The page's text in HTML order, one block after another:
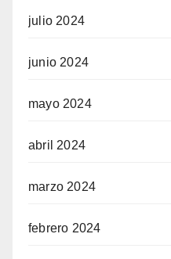
julio 2024
junio 2024
mayo 2024
abril 2024
marzo 2024
febrero 2024